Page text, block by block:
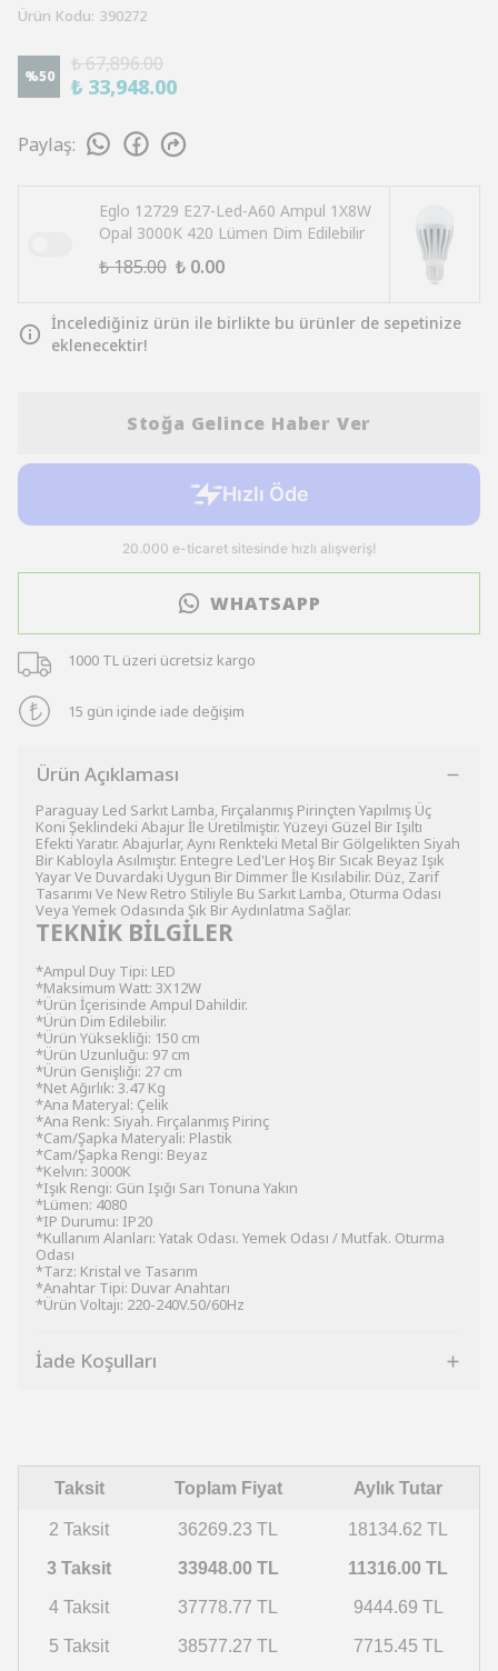
Ürün Kodu: 390272
%50
₺ 67,896.00
₺ 33,948.00
Paylaş:
Eglo 12729 E27-Led-A60 Ampul 1X8W
Opal 3000K 420 Lümen Dim Edilebilir
₺ 185.00 ₺ 0.00
İncelediğiniz ürün ile birlikte bu ürünler de sepetinize
eklenecektir!
Stoğa Gelince Haber Ver
WHATSAPP
1000 TL üzeri ücretsiz kargo
15 gün içinde iade değişim
Ürün Açıklaması
Paraguay Led Sarkıt Lamba, Fırçalanmış Pirinçten Yapılmış Üç
Koni Şeklindeki Abajur İle Üretilmiştir. Yüzeyi Güzel Bir Işıltı
Efekti Yaratır. Abajurlar, Aynı Renkteki Metal Bir Gölgelikten Siyah
Bir Kabloyla Asılmıştır. Entegre Led'Ler Hoş Bir Sıcak Beyaz Işık
Yayar Ve Duvardaki Uygun Bir Dimmer İle Kısılabilir. Düz, Zarif
Tasarımı Ve New Retro Stiliyle Bu Sarkıt Lamba, Oturma Odası
Veya Yemek Odasında Şık Bir Aydınlatma Sağlar.
TEKNİK BİLGİLER
*Ampul Duy Tipi: LED
*Maksimum Watt: 3X12W
*Ürün İçerisinde Ampul Dahildir.
*Ürün Dim Edilebilir.
*Ürün Yüksekliği: 150 cm
*Ürün Uzunluğu: 97 cm
*Ürün Genişliği: 27 cm
*Net Ağırlık: 3.47 Kg
*Ana Materyal: Çelik
*Ana Renk: Siyah. Fırçalanmış Pirinç
*Cam/Şapka Materyali: Plastik
*Cam/Şapka Rengi: Beyaz
*Kelvın: 3000K
*Işık Rengi: Gün Işığı Sarı Tonuna Yakın
*Lümen: 4080
*IP Durumu: IP20
*Kullanım Alanları: Yatak Odası. Yemek Odası / Mutfak. Oturma
Odası
*Tarz: Kristal ve Tasarım
*Anahtar Tipi: Duvar Anahtarı
*Ürün Voltajı: 220-240V.50/60Hz
İade Koşulları
Taksit Toplam Fiyat Aylık Tutar
2 Taksit 36269.23 TL 18134.62 TL
3 Taksit 33948.00 TL 11316.00 TL
4 Taksit 37778.77 TL 9444.69 TL
5 Taksit 38577.27 TL 7715.45 TL